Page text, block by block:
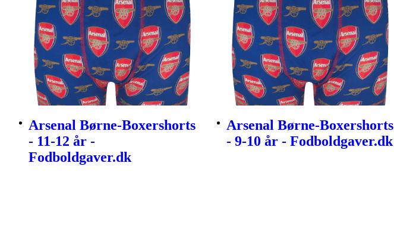
Arsenal Børne-Boxershorts
- 11-12 år -
Fodboldgaver.dk
Arsenal Børne-Boxershorts
- 9-10 år - Fodboldgaver.dk